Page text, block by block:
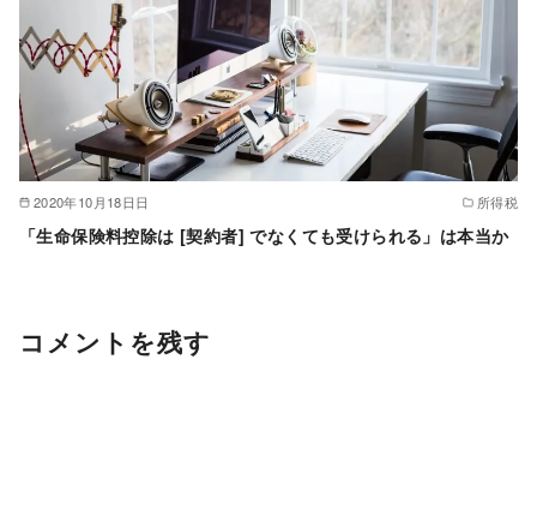
2020年10月18日日 所得税
「生命保険料控除は [契約者] でなくても受けられる」は本当か
コメントを残す